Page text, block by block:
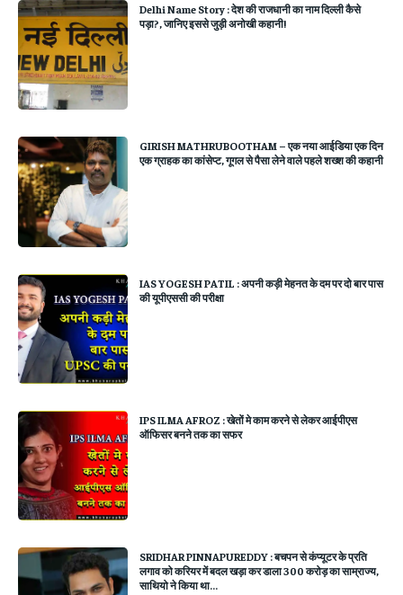
Delhi Name Story : देश की राजधानी का नाम दिल्ली कैसे
पड़ा?, जानिए इससे जुड़ी अनोखी कहानी!
GIRISH MATHRUBOOTHAM – एक नया आईडिया एक दिन
एक ग्राहक का कांसेप्ट, गूगल से पैसा लेने वाले पहले शख्श की कहानी
IAS YOGESH PATIL : अपनी कड़ी मेहनत के दम पर दो बार पास
की यूपीएससी की परीक्षा
IPS ILMA AFROZ : खेतों मे काम करने से लेकर आईपीएस
ऑफिसर बनने तक का सफर
SRIDHAR PINNAPUREDDY : बचपन से कंप्यूटर के प्रति
लगाव को करियर में बदल खड़ा कर डाला 300 करोड़ का साम्राज्य,
साथियो ने किया था...